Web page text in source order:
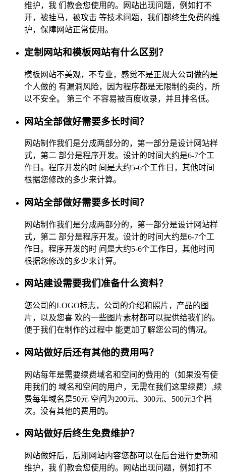
维护，我 们教会您使用的。网站出现问题，例如打不
开，被挂马，被攻击 等技术问题，我们都终生免费的维
护，保障网站正常使用。
定制网站和模板网站有什么区别？
模板网站不美观，不专业，感觉不是正规大公司做的是
个人做的 有漏洞风险，因为程序都是无限制的卖的，所
以不安全。 第三个 不容易被百度收录，并且排名低。
网站全部做好需要多长时间？
网站制作我们是分成两部分的，第一部分是设计网站样
式，第二 部分是程序开发。设计的时间大约是6-7个工
作日。程序开发的时 间是大约5-6个工作日，其他时间
根据您修改的多少来计算。
网站全部做好需要多长时间？
网站制作我们是分成两部分的，第一部分是设计网站样
式，第二 部分是程序开发。设计的时间大约是6-7个工
作日。程序开发的时 间是大约5-6个工作日，其他时间
根据您修改的多少来计算。
网站建设需要我们准备什么资料？
您公司的LOGO标志，公司的介绍和照片，产品的图
片，以及您喜 欢的一些图片素材都可以提供给我们的。
便于我们在制作的过程中 能更加了解您公司的情况。
网站做好后还有其他的费用吗？
网站每年是需要续费域名和空间的费用的（如果没有使
用我们的 域名和空间的用户，无需在我们这里续费）,续
费每年域名是50元 空间为200元、300元、500元3个档
次。没有其他的费用的。
网站做好后终生免费维护？
网站做好后，后期网站内容您都可以在后台进行更新和
维护，我 们教会您使用的。网站出现问题，例如打不